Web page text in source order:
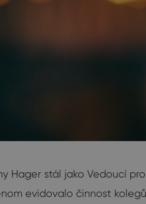
Hager stál jako Vedoucí
evidovalo činnost